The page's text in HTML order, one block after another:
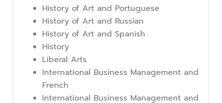
History of Art and Portuguese
History of Art and Russian
History of Art and Spanish
History
Liberal Arts
International Business Management and
French
International Business Management and